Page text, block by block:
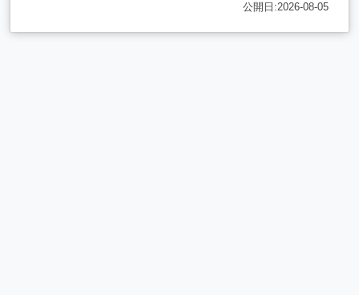
公開日:2026-08-05